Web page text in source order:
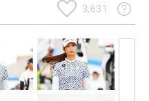
3,631